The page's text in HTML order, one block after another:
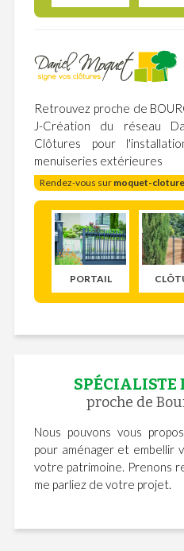
Retrouvez proche de
J-Création du réseau
Clôtures pour
menuiseries extérieures
Rendez-vous sur moquet-
PORTAIL
SPÉCIALISTE
proche de
Nous pouvons vous
pour aménager et embellir
votre patrimoine. Prenons
me parliez de votre projet.